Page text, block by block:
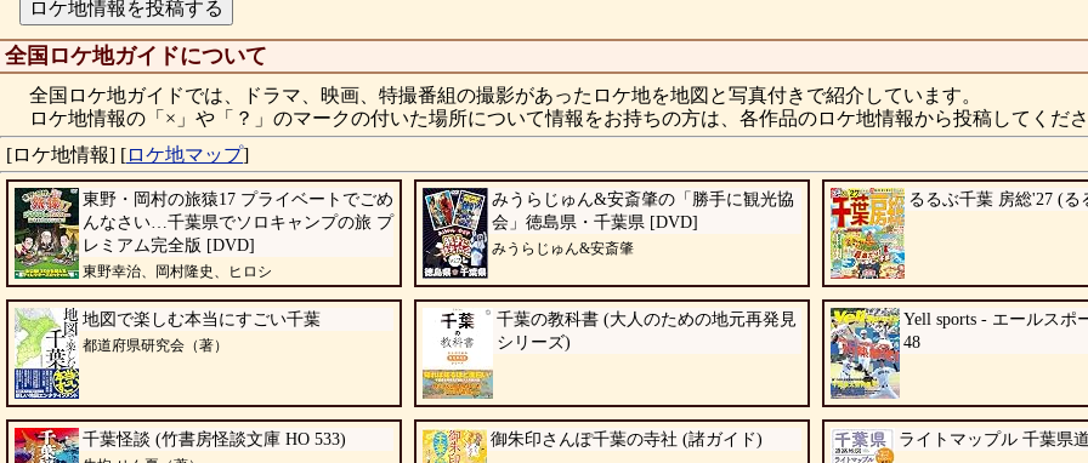
全国ロケ地ガイドについて
全国ロケ地ガイドでは、ドラマ、映画、特撮番組の撮影があったロケ地を地図と写真付きで紹介しています。
ロケ地情報の「×」や「？」のマークの付いた場所について情報をお持ちの方は、各作品のロケ地情報から投稿してくだ
[ロケ地情報] [ロケ地マップ]
東野・岡村の旅猿17 プライベートでごめ
んなさい…千葉県でソロキャンプの旅 プ
レミアム完全版 [DVD]
東野幸治、岡村隆史、ヒロシ
みうらじゅん&安斎肇の「勝手に観光協
会」徳島県・千葉県 [DVD]
みうらじゅん&安斎肇
るるぶ千葉 房総'27 (る
地図で楽しむ本当にすごい千葉
都道府県研究会（著）
千葉の教科書 (大人のための地元再発見
シリーズ)
Yell sports - エールス
48
千葉怪談 (竹書房怪談文庫 HO 533) 御朱印さんぽ千葉の寺社 (諸ガイド) ライトマップル 千葉県